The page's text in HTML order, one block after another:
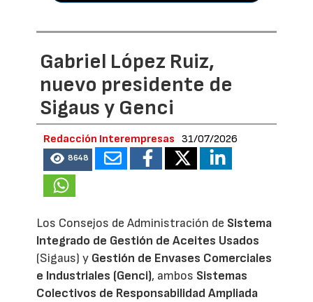
Gabriel López Ruiz,
nuevo presidente de
Sigaus y Genci
Redacción Interempresas 31/07/2026
8648
Los Consejos de Administración de Sistema
Integrado de Gestión de Aceites Usados
(Sigaus) y Gestión de Envases Comerciales
e Industriales (Genci), ambos Sistemas
Colectivos de Responsabilidad Ampliada